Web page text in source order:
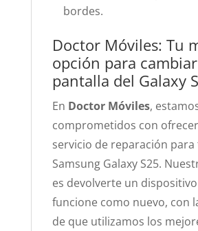
bordes.
Doctor Móviles: Tu
opción para
pantalla del Galaxy
En Doctor Móviles,
comprometidos con
servicio de reparación para
Samsung Galaxy S25.
es devolverte un
funcione como nuevo, con
de que utilizamos los